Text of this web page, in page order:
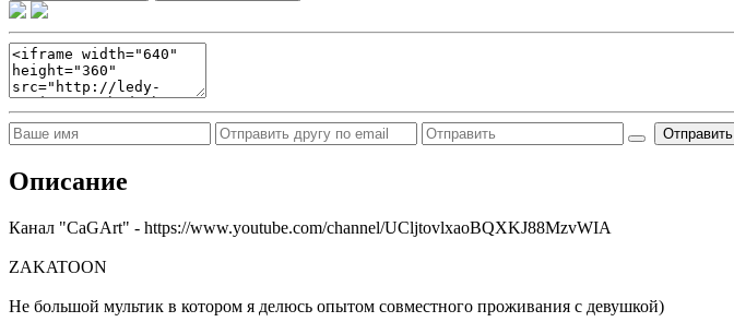
Отправить
Описание
Канал "CaGArt" - https://www.youtube.com/channel/UCljtovlxaoBQXKJ88MzvWIA
ZAKATOON
Не большой мультик в котором я делюсь опытом совместного проживания с девушкой)